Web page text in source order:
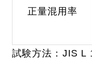
正量混用率
試験方法：JIS L